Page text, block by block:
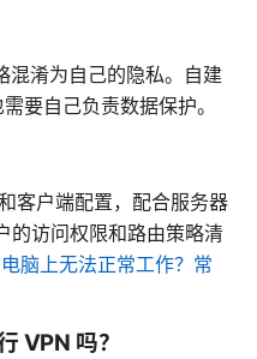
混淆为自己的隐私。自建
要自己负责数据保护。
客户端配置，配合服务器
的访问权限和路由策略清
脑上无法正常工作？常
VPN 吗？